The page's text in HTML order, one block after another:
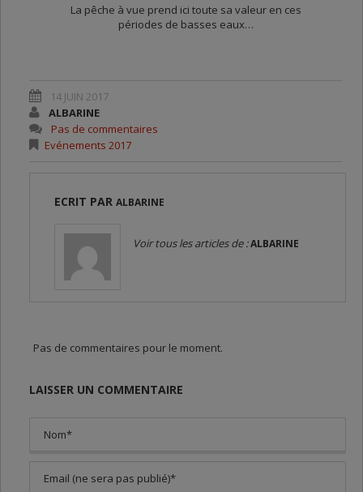
La pêche à vue prend ici toute sa valeur en ces
périodes de basses eaux…
14 JUIN 2017
ALBARINE
Pas de commentaires
Evénements 2017
ECRIT PAR ALBARINE
Voir tous les articles de :ALBARINE
Pas de commentaires pour le moment.
LAISSER UN COMMENTAIRE